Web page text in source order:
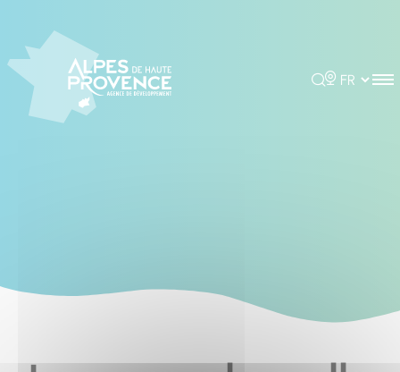
Rechercher
Choisir la